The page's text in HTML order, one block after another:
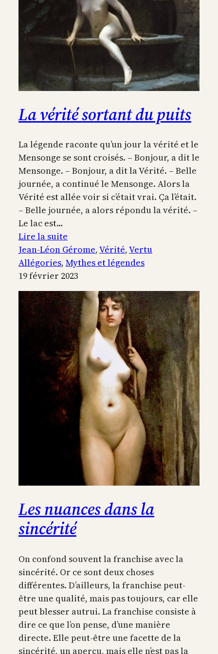
La vérité sortant du puits
La légende raconte qu’un jour la vérité et le
Mensonge se sont croisés. – Bonjour, a dit le
Mensonge. – Bonjour, a dit la Vérité. – Belle
journée, a continué le Mensonge. Alors la
Vérité est allée voir si c’était vrai. Ça l’était.
– Belle journée, a alors répondu la vérité. –
Le lac est…
Lire la suite
La
vérité
sortant
du
puits
Jean-Léon Gérome, Vérité, Vertu
Allégories, Mythes et légendes
19 février 2023
Les nuances dans la
sincérité
On confond souvent la franchise avec la
sincérité. Or ce sont deux choses
différentes. D’ailleurs, la franchise peut-
être une qualité, mais pas toujours, car elle
peut blesser autrui. La franchise consiste à
dire ce que l’on pense, d’une manière
directe. Elle peut-être une facette de la
sincérité, un aperçu, mais elle n’est pas la